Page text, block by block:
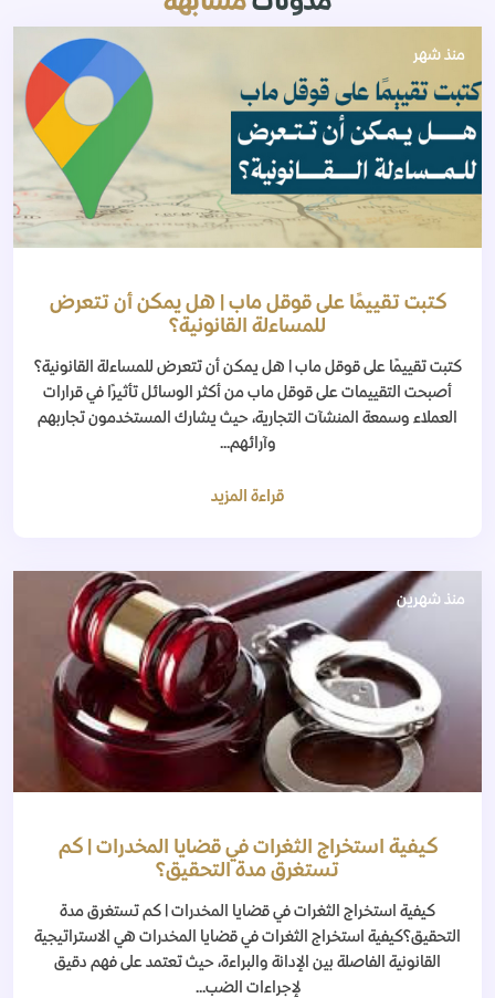
منذ شهر
كتبت تقييمًا على قوقل ماب | هل يمكن أن تتعرض
للمساءلة القانونية؟
كتبت تقييمًا على قوقل ماب | هل يمكن أن تتعرض للمساءلة القانونية؟
أصبحت التقييمات على قوقل ماب من أكثر الوسائل تأثيرًا في قرارات
العملاء وسمعة المنشآت التجارية، حيث يشارك المستخدمون تجاربهم
وآرائهم...
قراءة المزيد
منذ شهرين
كيفية استخراج الثغرات في قضايا المخدرات | كم
تستغرق مدة التحقيق؟
كيفية استخراج الثغرات في قضايا المخدرات | كم تستغرق مدة
التحقيق؟كيفية استخراج الثغرات في قضايا المخدرات هي الاستراتيجية
القانونية الفاصلة بين الإدانة والبراءة، حيث تعتمد على فهم دقيق
لإجراءات الضب...